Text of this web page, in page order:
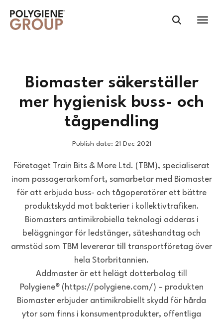
Biomaster säkerställer
mer hygienisk buss- och
tågpendling
Publish date: 21 Dec 2021
Företaget Train Bits & More Ltd. (TBM), specialiserat
inom passagerarkomfort, samarbetar med Biomaster
för att erbjuda buss- och tågoperatörer ett bättre
produktskydd mot bakterier i kollektivtrafiken.
Biomasters antimikrobiella teknologi adderas i
beläggningar för ledstänger, säteshandtag och
armstöd som TBM levererar till transportföretag över
hela Storbritannien.
Addmaster är ett helägt dotterbolag till
Polygiene® (https://polygiene.com/) – produkten
Biomaster erbjuder antimikrobiellt skydd för hårda
ytor som finns i konsumentprodukter, offentliga